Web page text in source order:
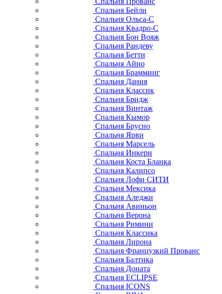
Спальня Бейли
Спальня Ольса-С
Спальня Квадро-С
Спальня Бон Вояж
Спальня Рандеву
Спальня Бетти
Спальня Айно
Спальня Брамминг
Спальня Дания
Спальня Классик
Спальня Бридж
Спальня Винтаж
Спальня Кымор
Спальня Брусно
Спальня Ярви
Спальня Марсель
Спальня Инкери
Спальня Коста Бланка
Спальня Калипсо
Спальня Лофи СИТИ
Спальня Мексика
Спальня Аледжи
Спальня Авиньон
Спальня Верона
Спальня Римини
Спальня Классика
Спальня Лирона
Спальня Французкий Прованс
Спальня Балтика
Спальня Доната
Спальня ECLIPSE
Спальня ICONS